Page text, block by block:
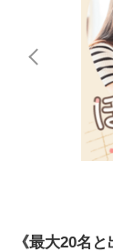
《最大20名